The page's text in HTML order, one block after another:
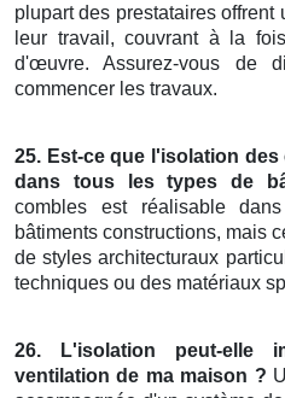
plupart des prestataires
leur travail, couvrant à la
d'œuvre. Assurez-vous de
commencer les travaux.
25. Est-ce que l'isolation
dans tous les types de
combles est réalisable
bâtiments constructions, mais
de styles architecturaux
techniques ou des matériaux
26. L'isolation peut-elle
ventilation de ma maison ?